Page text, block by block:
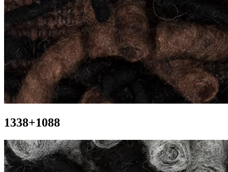
1338+1088